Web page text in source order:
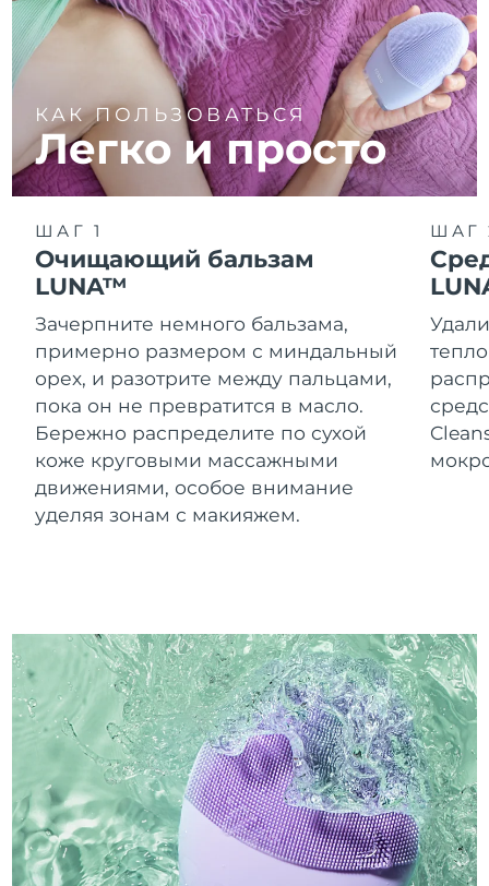
КАК ПОЛЬЗОВАТЬСЯ
Легко и просто
ШАГ 1
Очищающий бальзам
LUNA™
Зачерпните немного бальзама,
примерно размером с миндальный
орех, и разотрите между пальцами,
пока он не превратится в масло.
Бережно распределите по сухой
коже круговыми массажными
движениями, особое внимание
уделяя зонам с макияжем.
ШАГ